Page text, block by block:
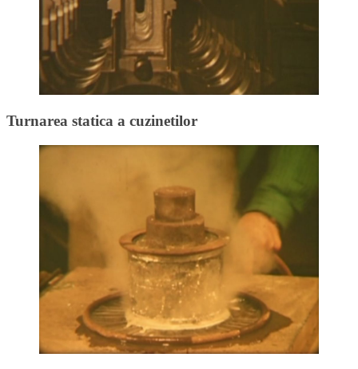
Turnarea statica a cuzinetilor